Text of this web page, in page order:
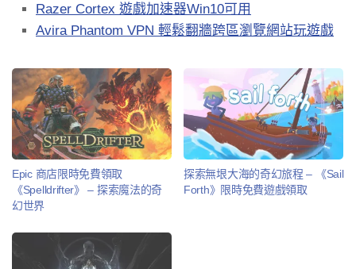
Razer Cortex 遊戲加速器Win10可用
Avira Phantom VPN 輕鬆翻牆跨區瀏覽網站玩遊戲
Epic 商店限時免費領取
《Spelldrifter》 – 探索魔法的奇
幻世界
探索無垠大海的奇幻旅程 – 《Sail
Forth》限時免費遊戲領取